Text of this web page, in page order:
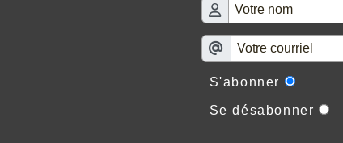
S'abonner
Se désabonner